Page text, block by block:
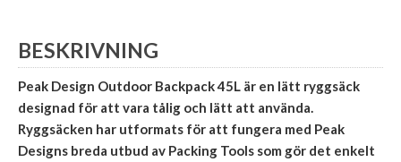
BESKRIVNING
Peak Design Outdoor Backpack 45L är en lätt ryggsäck
designad för att vara tålig och lätt att använda.
Ryggsäcken har utformats för att fungera med Peak
Designs breda utbud av Packing Tools som gör det enkelt